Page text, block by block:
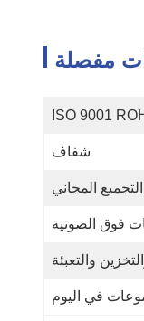
مفصلة
ISO 9001
شفاف
التجميع المجاني
فوق الصوتية
والتعبئة